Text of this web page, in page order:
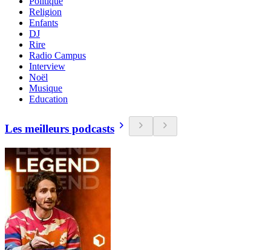
Religion
Enfants
DJ
Rire
Radio Campus
Interview
Noël
Musique
Education
Les meilleurs podcasts